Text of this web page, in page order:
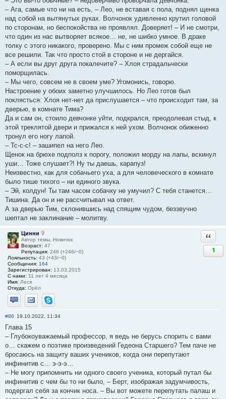
– Ага, самые что ни на есть, – Лео, не вставая с пола, поднял щенка
над собой на вытянутых руках. Волчонок удивленно крутил головой
по сторонам, но беспокойства не проявлял. Доверяет! – И не смотри,
что один из нас вытворяет всякое… не, не шибко умное. В драке
толку с этого никакого, проверено. Мы с ним промеж собой еще не
все решили. Так что просто стой в стороне и не дергайся.
– А если вы друг друга покалечите? – Хлоя страдальчески
поморщилась.
– Мы чего, совсем не в своем уме? Угомонись, говорю.
Настроение у обоих заметно улучшилось. Но Лео готов был
поклясться: Хлоя нет-нет да прислушается – что происходит там, за
дверью, в комнате Тима?
Да и сам он, стоило девчонке уйти, подкрался, преодолевая стыд, к
этой треклятой двери и прижался к ней ухом. Волчонок обиженно
тронул его ногу лапой.
– Тс-с-с! – зашипел на него Лео.
Щенок на брюхе подполз к порогу, положил морду на лапы, вскинул
уши… Тоже слушает?! Ну ты даешь, карапуз!
Неизвестно, как для собачьего уха, а для человеческого в комнате
было тише тихого – ни единого звука.
– Эй, колдун! Ты там часом собачку не умучил? С тебя станется…
Тишина. Да он и не рассчитывал на ответ.
А за дверью Тим, склонившись над спящим чудом, беззвучно
шептал не заклинание – молитву.
Цинни
Автор темы, Новичок
Возраст: 47
Репутация: 246 (+246/−0)
Лояльность: 43 (+43/−0)
Сообщения: 164
Зарегистрирован: 13.03.2015
С нами: 11 лет 4 месяца
Имя: Леся
Откуда: Орёл
Отправить личное сообщение
Отправить email
Skype
1
#86 19.10.2022, 11:34
Глава 15
– Глубокоуважаемый профессор, я ведь не берусь спорить с вами
о… скажем о поэтике произведений Гедеона Старшего? Тем паче не
бросаюсь на защиту ваших учеников, когда они перепутают
инфинитив с… э-э-э…
– Не могу припомнить ни одного своего ученика, который путал бы
инфинитив с чем бы то ни было, – Берт, изображая задумчивость,
подергал себя за кончик носа. – Вы вот можете перепутать палаш и